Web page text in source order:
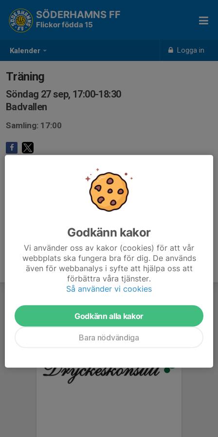
Kalender Logga in
SÖDERHAMNS FF
Flickor födda 15
Träning
Söndag 27 sep, 17:00-18:30
Badvallen
Samling: 17:00
Godkänn kakor
Vi använder oss av kakor (cookies) för att vår
webbplats ska fungera bra för dig. De används
även för webbanalys i syfte att hjälpa oss att
förbättra våra tjänster.
Så använder vi cookies
Godkänn alla kakor
Bara nödvändiga